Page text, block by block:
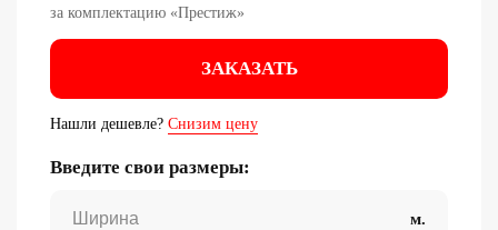
за комплектацию «Престиж»
ЗАКАЗАТЬ
Нашли дешевле? Снизим цену
Введите свои размеры: